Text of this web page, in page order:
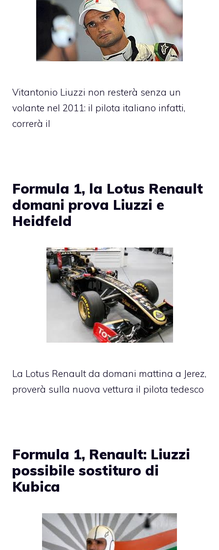
Vitantonio Liuzzi non resterà senza un
volante nel 2011: il pilota italiano infatti,
correrà il
Formula 1, la Lotus Renault
domani prova Liuzzi e
Heidfeld
La Lotus Renault da domani mattina a Jerez,
proverà sulla nuova vettura il pilota tedesco
Formula 1, Renault: Liuzzi
possibile sostituro di
Kubica